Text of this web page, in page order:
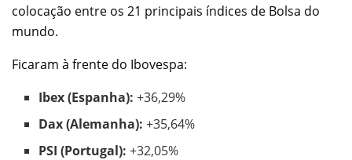
colocação entre os 21 principais índices de Bolsa do
mundo.
Ficaram à frente do Ibovespa:
Ibex (Espanha): +36,29%
Dax (Alemanha): +35,64%
PSI (Portugal): +32,05%